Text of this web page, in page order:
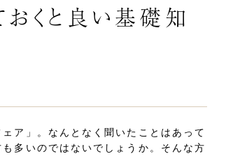
おくと良い基礎知
ア」。なんとなく聞いたことはあって
多いのではないでしょうか。そんな方